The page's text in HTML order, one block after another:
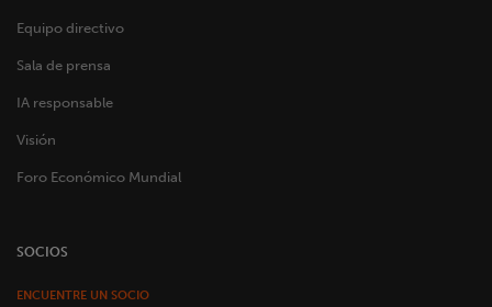
Equipo directivo
Sala de prensa
IA responsable
Visión
Foro Económico Mundial
SOCIOS
ENCUENTRE UN SOCIO